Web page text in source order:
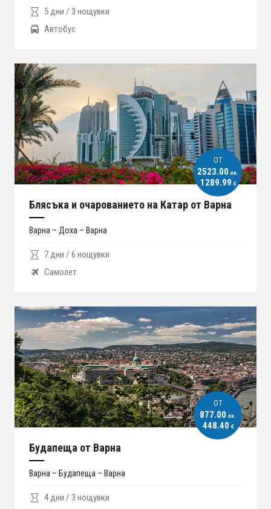
5 дни / 3 нощувки
Автобус
ОT
2523.00 лв.
1289.99 €
Блясъка и очарованието на Катар от Варна
Варна – Доха – Варна
7 дни / 6 нощувки
Самолет
ОT
877.00 лв.
448.40 €
Будапеща от Варна
Варна – Будапеща – Варна
4 дни / 3 нощувки